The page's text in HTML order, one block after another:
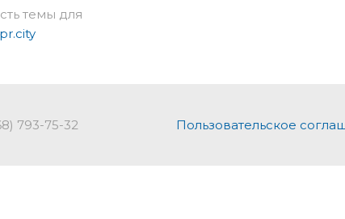
темы для
793-75-32 Пользовательское